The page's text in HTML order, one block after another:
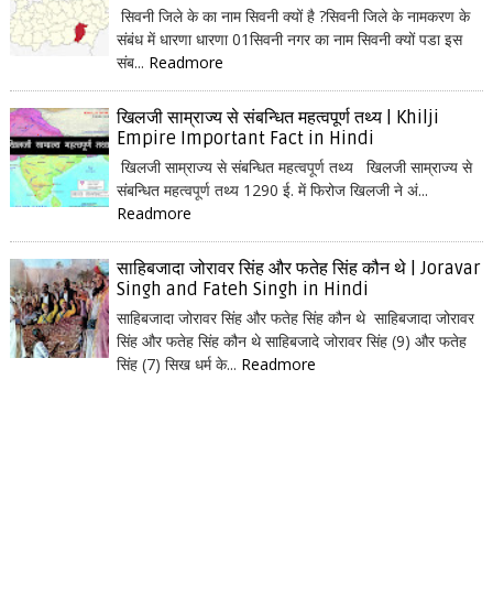
सिवनी जिले के का नाम सिवनी क्यों है ?सिवनी जिले के नामकरण के
संबंध में धारणा धारणा 01सिवनी नगर का नाम सिवनी क्यों पडा इस
संब... Readmore
खिलजी साम्राज्य से संबन्धित महत्वपूर्ण तथ्य | Khilji
Empire Important Fact in Hindi
खिलजी साम्राज्य से संबन्धित महत्वपूर्ण तथ्य खिलजी साम्राज्य से
संबन्धित महत्वपूर्ण तथ्य 1290 ई. में फिरोज खिलजी ने अं...
Readmore
साहिबजादा जोरावर सिंह और फतेह सिंह कौन थे | Joravar
Singh and Fateh Singh in Hindi
साहिबजादा जोरावर सिंह और फतेह सिंह कौन थे साहिबजादा जोरावर
सिंह और फतेह सिंह कौन थे साहिबजादे जोरावर सिंह (9) और फतेह
सिंह (7) सिख धर्म के... Readmore